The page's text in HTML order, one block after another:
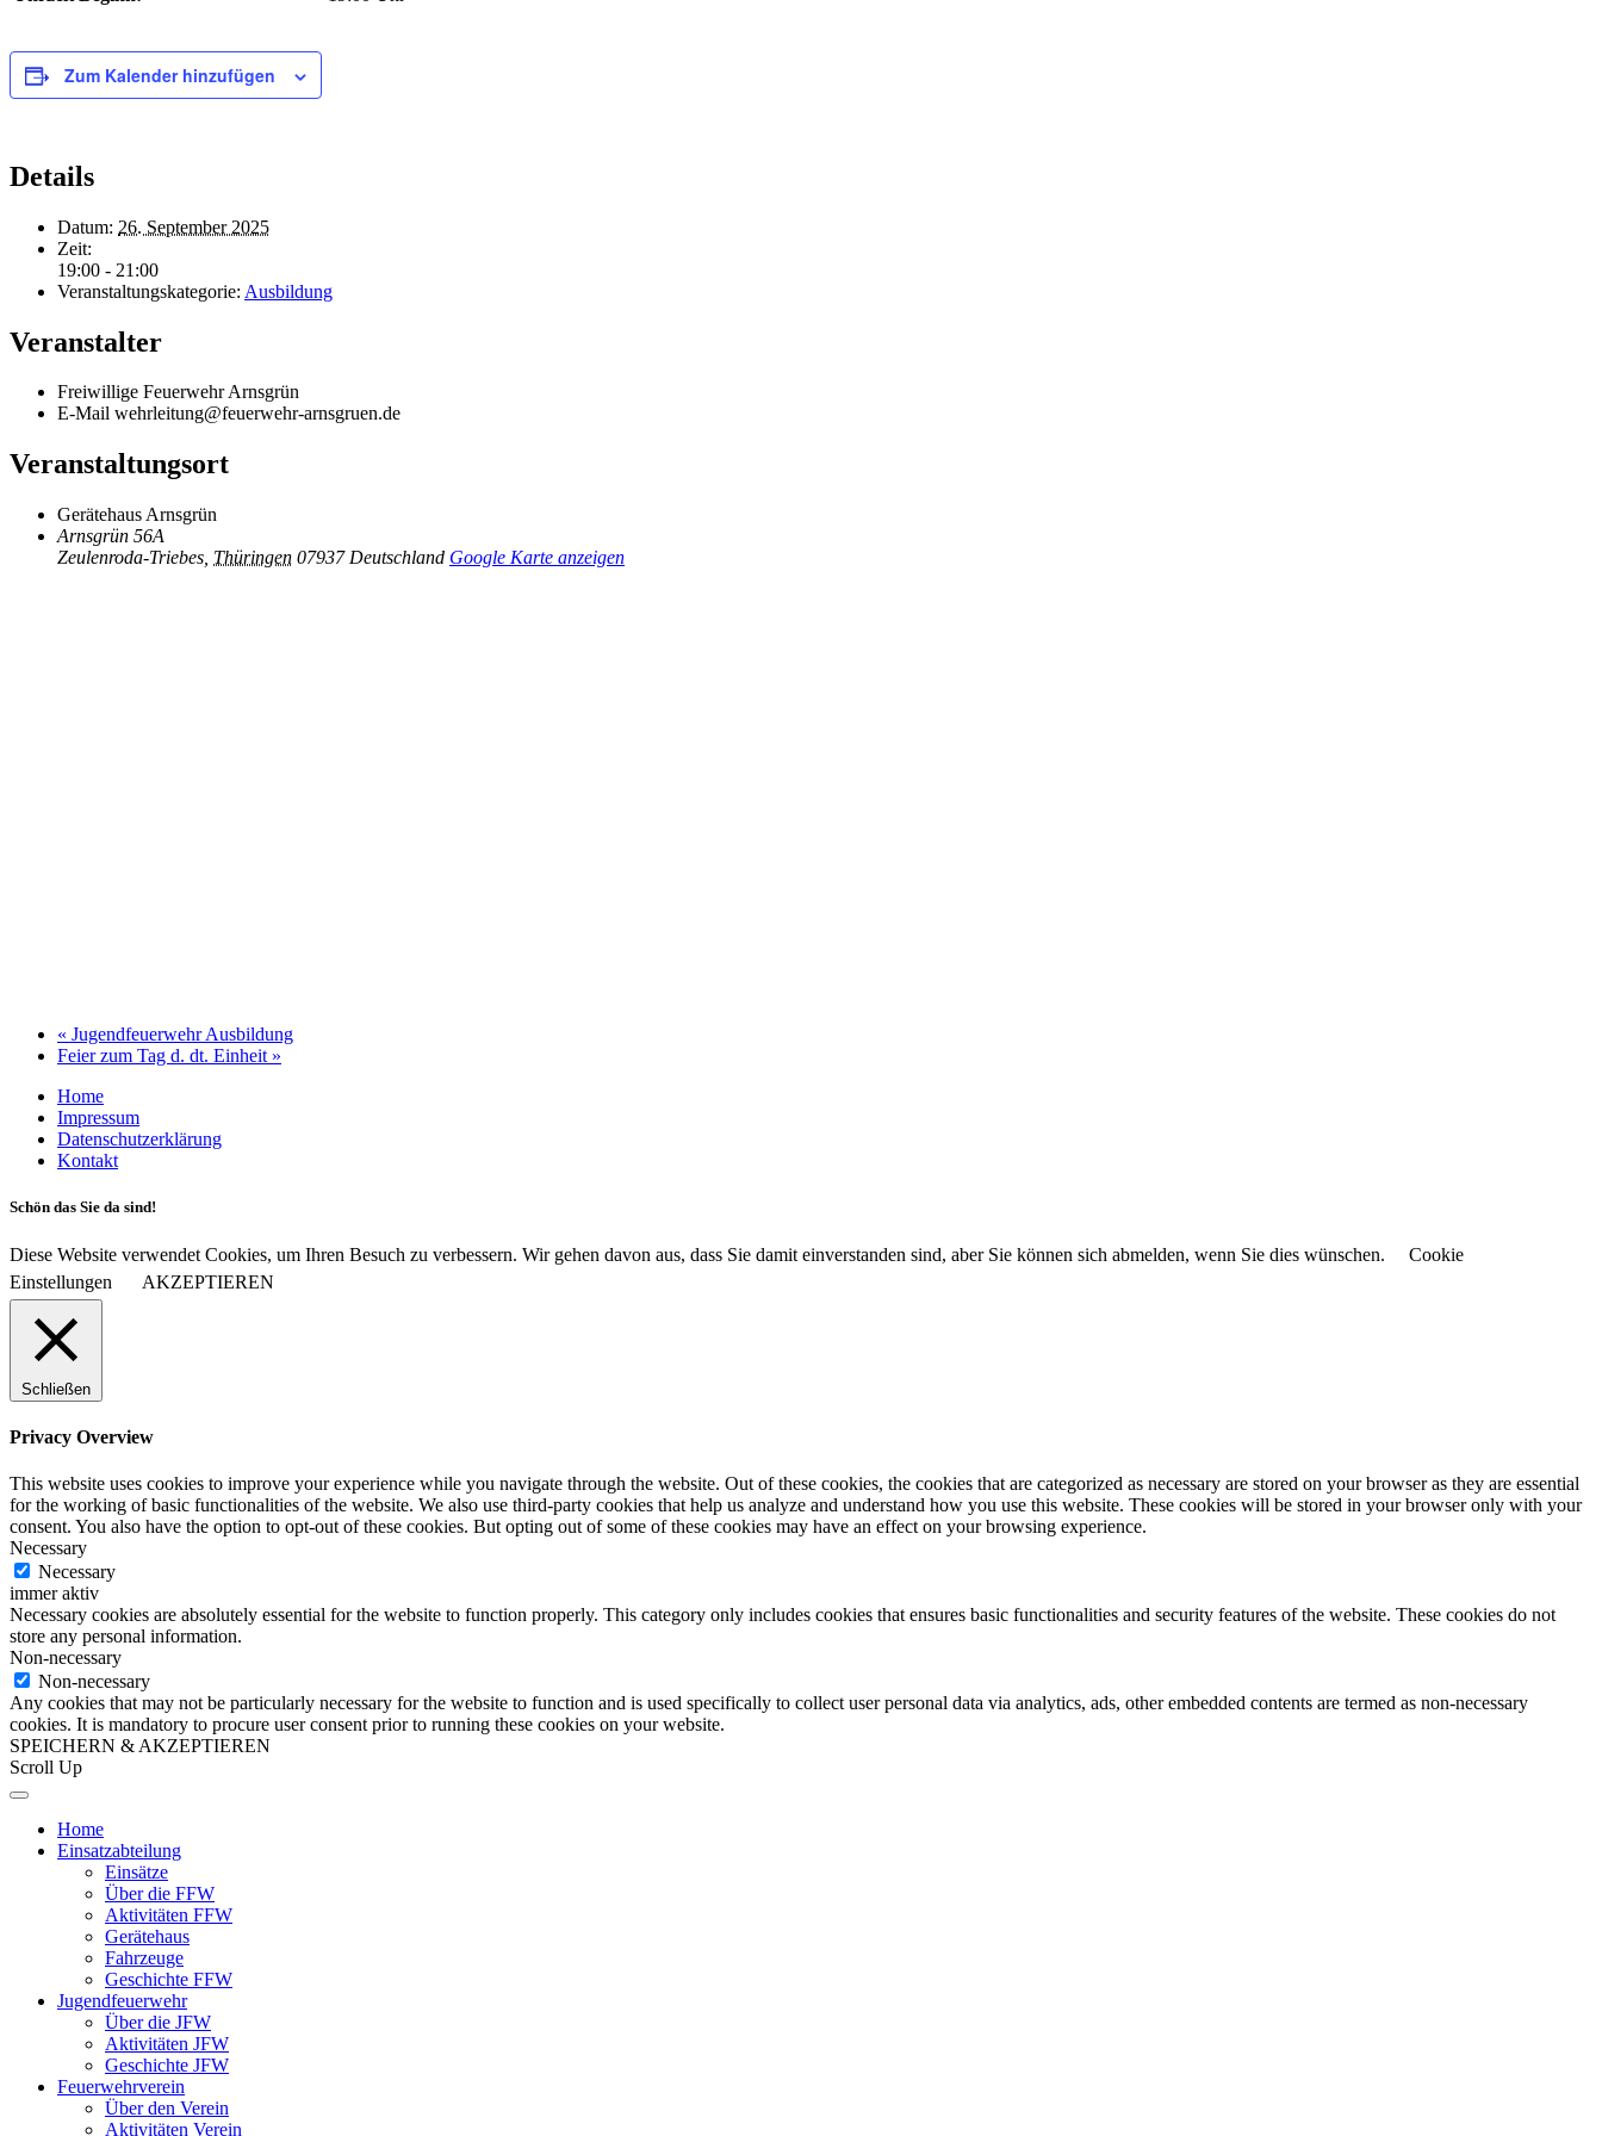
Zum Kalender hinzufügen
Details
Datum: 26. September 2025
Zeit:
19:00 - 21:00
Veranstaltungskategorie: Ausbildung
Veranstalter
Freiwillige Feuerwehr Arnsgrün
E-Mail wehrleitung@feuerwehr-arnsgruen.de
Veranstaltungsort
Gerätehaus Arnsgrün
Arnsgrün 56A
Zeulenroda-Triebes Thüringen 07937 Deutschland Google Karte anzeigen
« Jugendfeuerwehr Ausbildung
Feier zum Tag d. dt. Einheit »
Home
Impressum
Datenschutzerklärung
Kontakt
Schön das Sie da sind!
Diese Website verwendet Cookies, um Ihren Besuch zu verbessern. Wir gehen davon aus, dass Sie damit einverstanden sind, aber Sie können sich abmelden, wenn Sie dies wünschen.
Cookie
Einstellungen
AKZEPTIEREN
Schließen
Privacy Overview
This website uses cookies to improve your experience while you navigate through the website. Out of these cookies, the cookies that are categorized as necessary are stored on your browser as they are essential
for the working of basic functionalities of the website. We also use third-party cookies that help us analyze and understand how you use this website. These cookies will be stored in your browser only with your
consent. You also have the option to opt-out of these cookies. But opting out of some of these cookies may have an effect on your browsing experience.
Necessary
Necessary
immer aktiv
Necessary cookies are absolutely essential for the website to function properly. This category only includes cookies that ensures basic functionalities and security features of the website. These cookies do not
store any personal information.
Non-necessary
Non-necessary
Any cookies that may not be particularly necessary for the website to function and is used specifically to collect user personal data via analytics, ads, other embedded contents are termed as non-necessary
cookies. It is mandatory to procure user consent prior to running these cookies on your website.
SPEICHERN & AKZEPTIEREN
Scroll Up
Home
Einsatzabteilung
Einsätze
Über die FFW
Aktivitäten FFW
Gerätehaus
Fahrzeuge
Geschichte FFW
Jugendfeuerwehr
Über die JFW
Aktivitäten JFW
Geschichte JFW
Feuerwehrverein
Über den Verein
Aktivitäten Verein